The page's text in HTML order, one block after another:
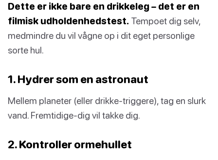
Dette er ikke bare en drikkeleg – det er en
filmisk udholdenhedstest. Tempoet dig selv,
medmindre du vil vågne op i dit eget personlige
sorte hul.
1. Hydrer som en astronaut
Mellem planeter (eller drikke-triggere), tag en slurk
vand. Fremtidige-dig vil takke dig.
2. Kontroller ormehullet